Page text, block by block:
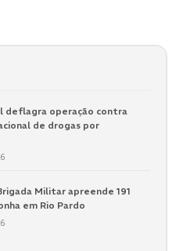
deflagra operação contra
de drogas por
Militar apreende 191
em Rio Pardo